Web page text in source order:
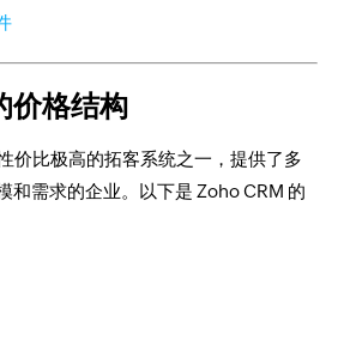
价格结构
价比极高的拓客系统之一，提供了多
和需求的企业。以下是 Zoho CRM 的